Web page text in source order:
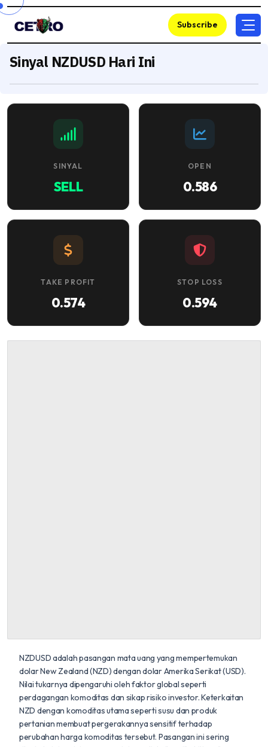
Subscribe
Sinyal NZDUSD Hari Ini
SINYAL
SELL
OPEN
0.586
TAKE PROFIT
0.574
STOP LOSS
0.594
NZDUSD adalah pasangan mata uang yang mempertemukan
dolar New Zealand (NZD) dengan dolar Amerika Serikat (USD).
Nilai tukarnya dipengaruhi oleh faktor global seperti
perdagangan komoditas dan sikap risiko investor. Keterkaitan
NZD dengan komoditas utama seperti susu dan produk
pertanian membuat pergerakannya sensitif terhadap
perubahan harga komoditas tersebut. Pasangan ini sering